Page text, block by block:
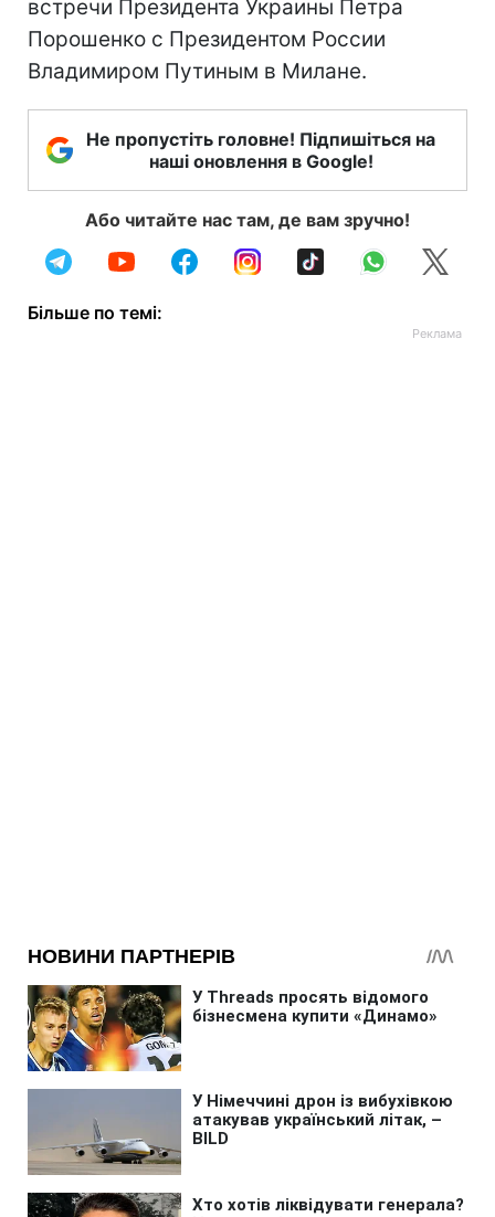
встречи Президента Украины Петра
Порошенко с Президентом России
Владимиром Путиным в Милане.
Не пропустіть головне! Підпишіться на
наші оновлення в Google!
Або читайте нас там, де вам зручно!
Більше по темі: